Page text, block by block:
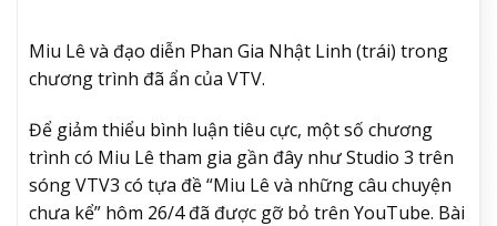
Miu Lê và đạo diễn Phan Gia Nhật Linh (trái) trong
chương trình đã ẩn của VTV.
Để giảm thiểu bình luận tiêu cực, một số chương
trình có Miu Lê tham gia gần đây như Studio 3 trên
sóng VTV3 có tựa đề “Miu Lê và những câu chuyện
chưa kể” hôm 26/4 đã được gỡ bỏ trên YouTube. Bài